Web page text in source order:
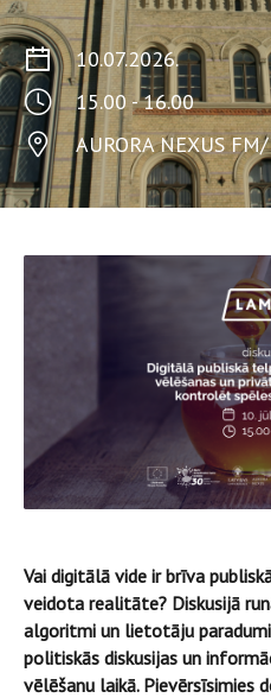
10.07.2026.
15.00 - 16.00
AURORA NEXUS
Vai digitālā vide ir brīva
veidota realitāte? Diskusijā
algoritmi un lietotāju
politiskās diskusijas un
vēlēšanu laikā. Pievērsīsimies